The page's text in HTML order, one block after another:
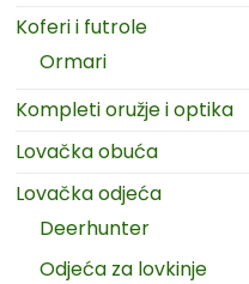
Koferi i futrole
Ormari
Kompleti oružje i optika
Lovačka obuća
Lovačka odjeća
Deerhunter
Odjeća za lovkinje